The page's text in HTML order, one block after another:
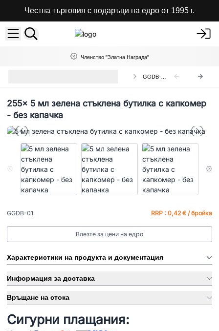
Честна търговия с подаръци на едро от 1995 г.
Членство "Златна Награда"
GGDB-01
255x 5 мл зелена стъклена бутилка с капкомер
- без капачка
GGDB-01 RRP : 0,42 € / бройка
Влезте за цени на едро
Характеристики на продукта и документация
Информация за доставка
Връщане на стока
Сигурни плащания: